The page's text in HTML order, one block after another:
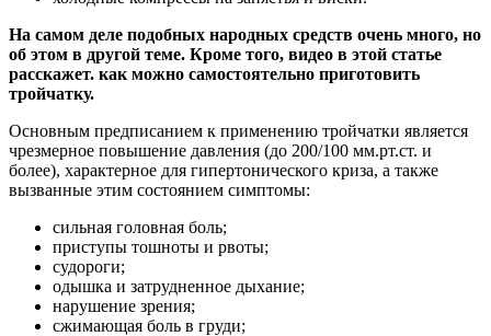
На самом деле подобных народных средств очень много, но
об этом в другой теме. Кроме того, видео в этой статье
расскажет. как можно самостоятельно приготовить
тройчатку.
Основным предписанием к применению тройчатки является
чрезмерное повышение давления (до 200/100 мм.рт.ст. и
более), характерное для гипертонического криза, а также
вызванные этим состоянием симптомы:
сильная головная боль;
приступы тошноты и рвоты;
судороги;
одышка и затрудненное дыхание;
нарушение зрения;
сжимающая боль в груди;